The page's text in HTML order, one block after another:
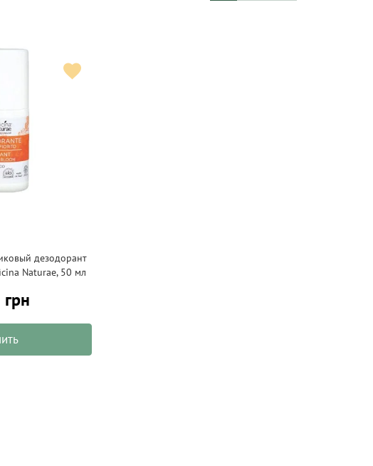
дезодорант
Naturae, 50 мл